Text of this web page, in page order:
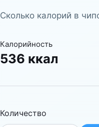
Сколько калорий в
Калорийность
536 ккал
Количество